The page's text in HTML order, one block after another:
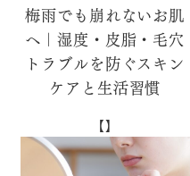
梅雨でも崩れないお肌
へ｜湿度・皮脂・毛穴
トラブルを防ぐスキン
ケアと生活習慣
【】